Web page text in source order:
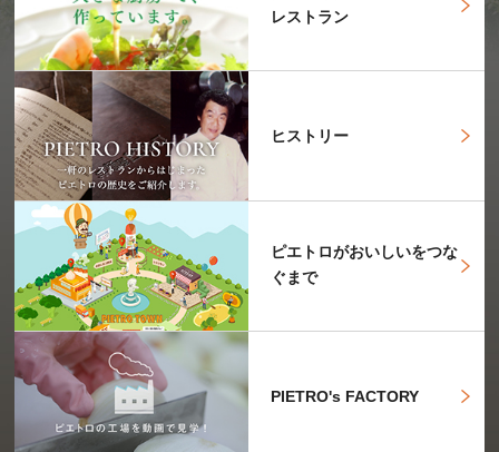
レストラン
ヒストリー
ピエトロがおいしいをつな
ぐまで
PIETRO's FACTORY